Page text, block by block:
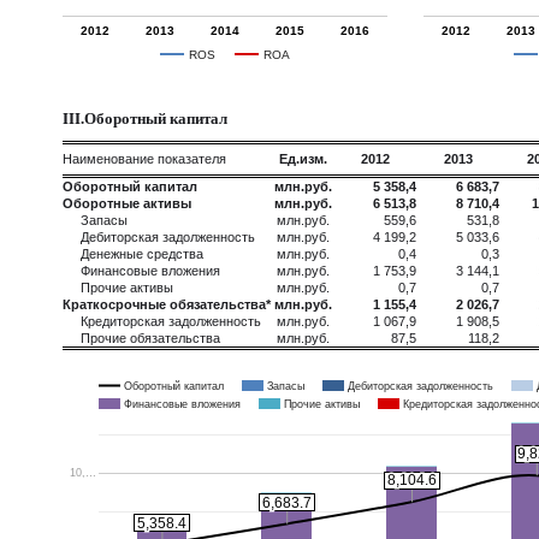
ROS ROA
2012 2013 2014 2015 2016 2012 2013
III.Оборотный капитал
Наименование показателя Ед.изм. 2012 2013
Оборотный капитал
млн.руб. 5 358,4 6 683,7
Оборотные активы
млн.руб. 6 513,8 8 710,4
Запасы
млн.руб. 559,6 531,8
Дебиторская задолженность
млн.руб. 4 199,2 5 033,6
Денежные средства
млн.руб. 0,4 0,3
Финансовые вложения
млн.руб. 1 753,9 3 144,1
Прочие активы
млн.руб. 0,7 0,7
Краткосрочные обязательства* млн.руб. 1 155,4 2 026,7
Кредиторская задолженность
млн.руб. 1 067,9 1 908,5
Прочие обязательства
млн.руб. 87,5 118,2
Оборотный капитал Запасы Дебиторская задолженность
Финансовые вложения
Прочие активы Кредиторская
10,…
5,358.4
5,358.4
6,683.7
6,683.7
8,104.6
8,104.6